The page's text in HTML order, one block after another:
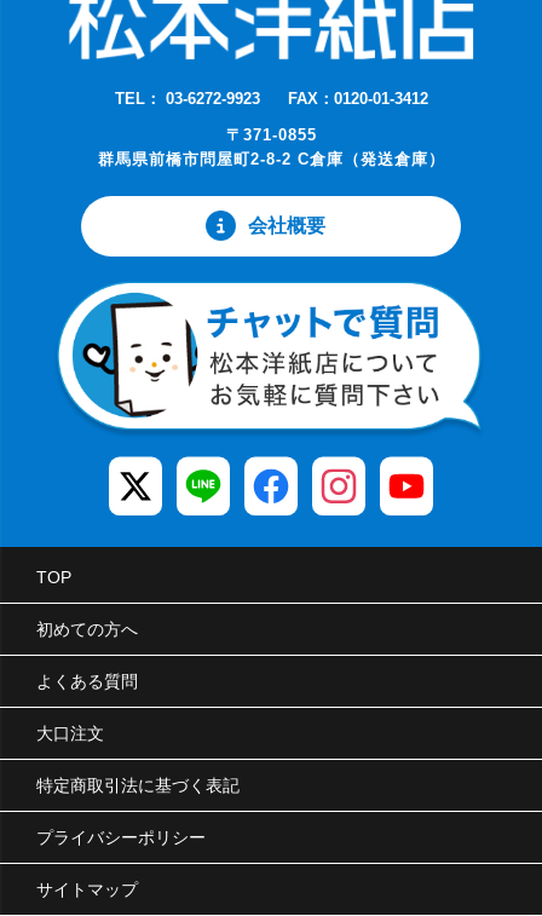
TEL： 03-6272-9923
FAX：0120-01-3412
〒371-0855
群馬県前橋市問屋町2-8-2 C倉庫（発送倉庫）
会社概要
TOP
初めての方へ
よくある質問
大口注文
特定商取引法に基づく表記
プライバシーポリシー
サイトマップ